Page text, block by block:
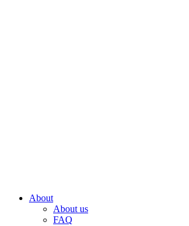
About
About us
FAQ